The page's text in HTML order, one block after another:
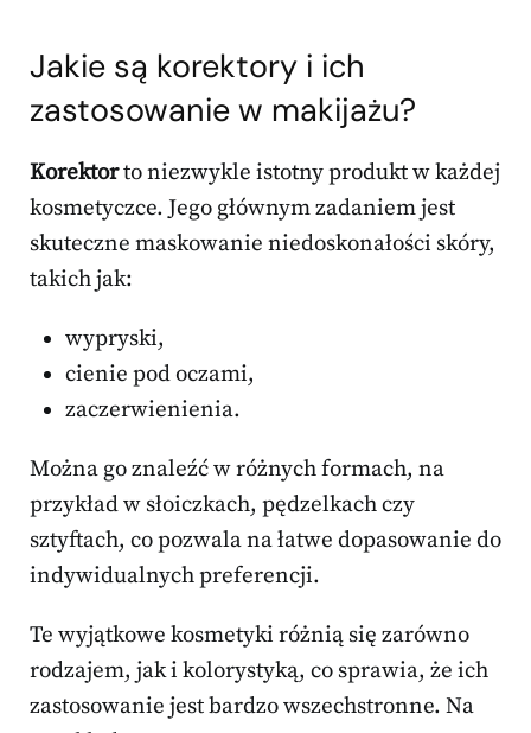
Jakie są korektory i ich
zastosowanie w makijażu?
Korektorto niezwykle istotny produkt w każdej
kosmetyczce. Jego głównym zadaniem jest
skuteczne maskowanie niedoskonałości skóry,
takich jak:
wypryski,
cienie pod oczami,
zaczerwienienia.
Można go znaleźć w różnych formach, na
przykład w słoiczkach, pędzelkach czy
sztyftach, co pozwala na łatwe dopasowanie do
indywidualnych preferencji.
Te wyjątkowe kosmetyki różnią się zarówno
rodzajem, jak i kolorystyką, co sprawia, że ich
zastosowanie jest bardzo wszechstronne. Na